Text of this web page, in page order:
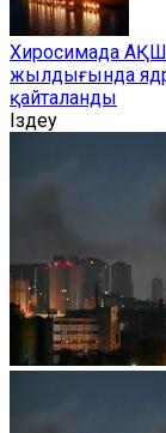
Хиросимада
жылдығында
қайталанды
Іздеу